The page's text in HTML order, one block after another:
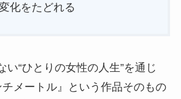
化をたどれる
い“ひとりの女性の人生”を通じ
メートル』という作品そのもの